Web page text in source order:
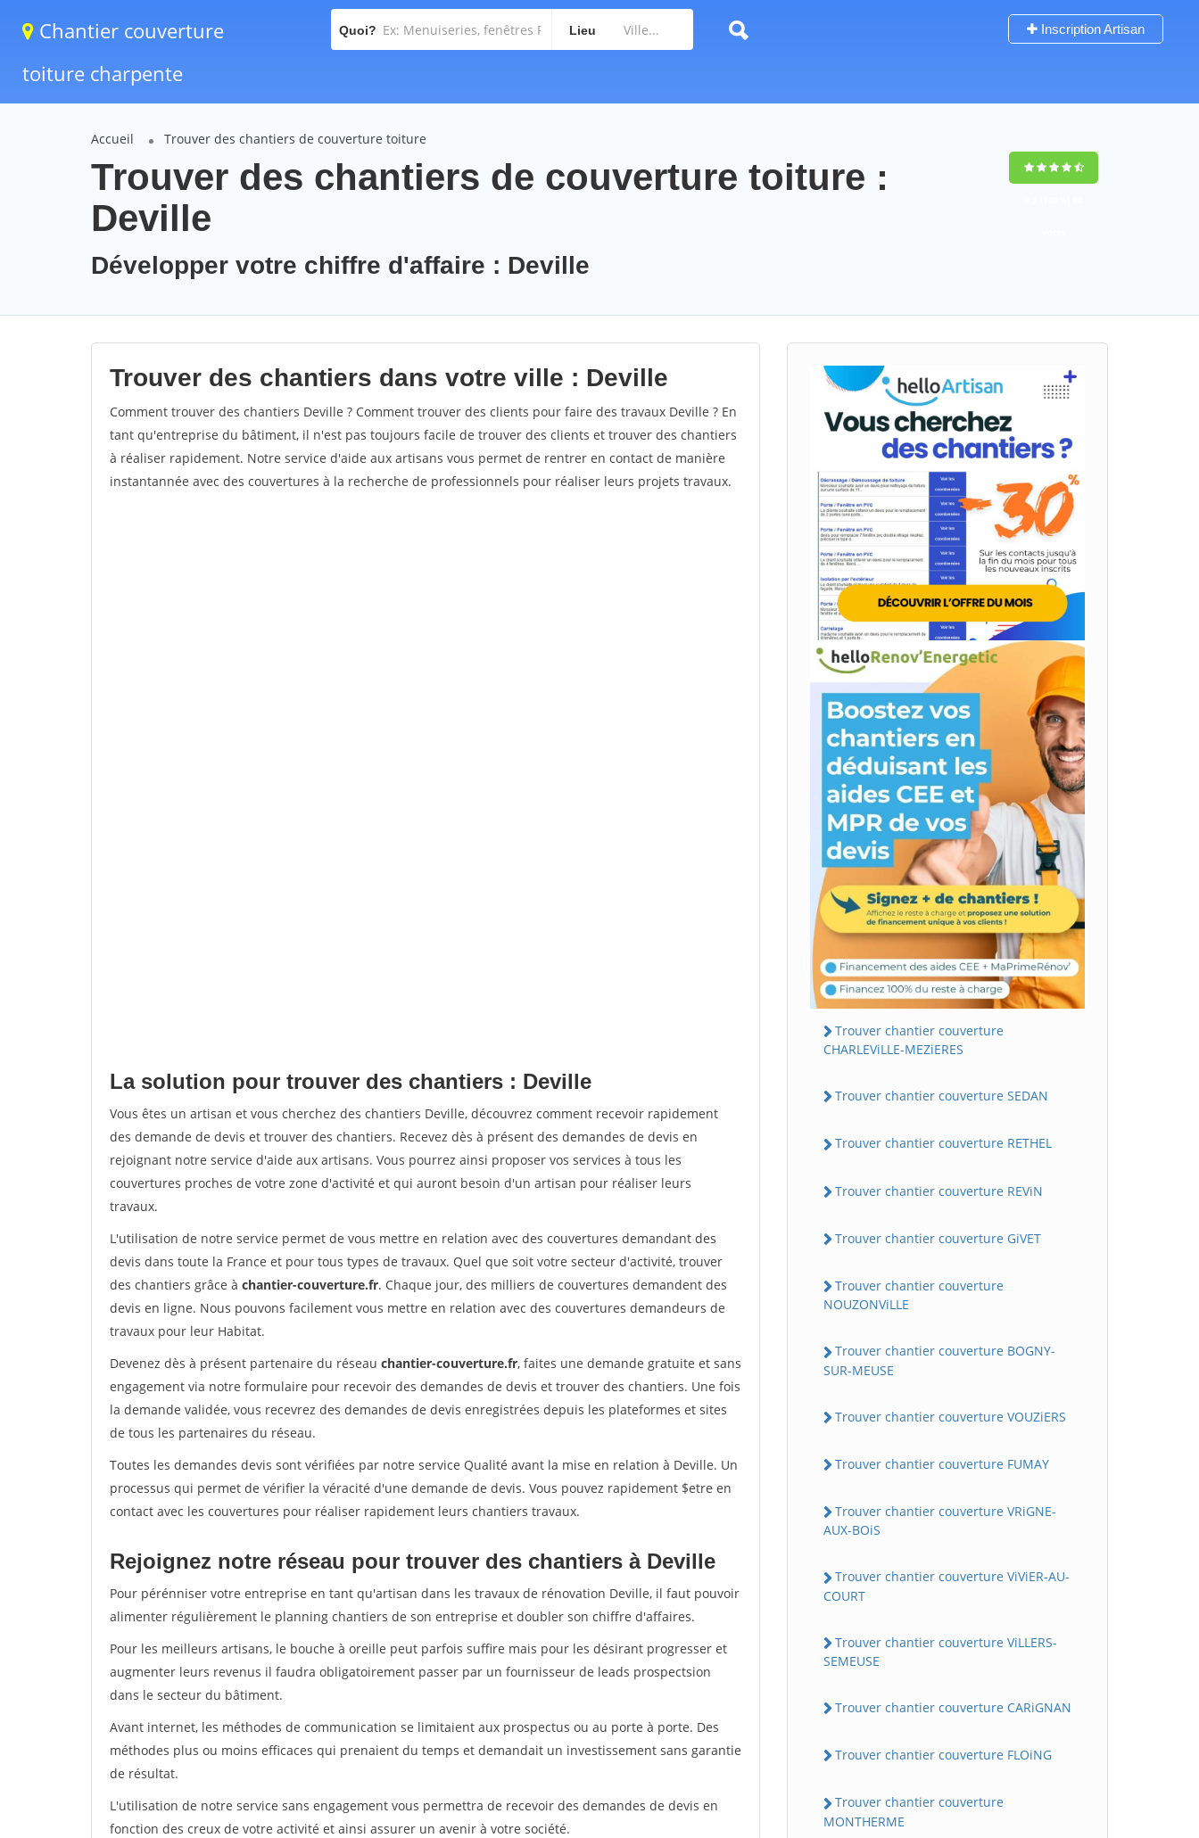
Chantier couverture
toiture charpente
Quoi? Lieu Inscription Artisan
Accueil Trouver des chantiers de couverture toiture
Trouver des chantiers de couverture toiture :
Deville
Développer votre chiffre d'affaire : Deville
Trouver des chantiers dans votre ville : Deville
Comment trouver des chantiers Deville ? Comment trouver des clients pour faire des travaux Deville ? En
tant qu'entreprise du bâtiment, il n'est pas toujours facile de trouver des clients et trouver des chantiers
à réaliser rapidement. Notre service d'aide aux artisans vous permet de rentrer en contact de manière
instantannée avec des couvertures à la recherche de professionnels pour réaliser leurs projets travaux.
La solution pour trouver des chantiers : Deville
Vous êtes un artisan et vous cherchez des chantiers Deville, découvrez comment recevoir rapidement
des demande de devis et trouver des chantiers. Recevez dès à présent des demandes de devis en
rejoignant notre service d'aide aux artisans. Vous pourrez ainsi proposer vos services à tous les
couvertures proches de votre zone d'activité et qui auront besoin d'un artisan pour réaliser leurs
travaux.
L'utilisation de notre service permet de vous mettre en relation avec des couvertures demandant des
devis dans toute la France et pour tous types de travaux. Quel que soit votre secteur d'activité, trouver
des chantiers grâce à chantier-couverture.fr. Chaque jour, des milliers de couvertures demandent des
devis en ligne. Nous pouvons facilement vous mettre en relation avec des couvertures demandeurs de
travaux pour leur Habitat.
Devenez dès à présent partenaire du réseau chantier-couverture.fr, faites une demande gratuite et sans
engagement via notre formulaire pour recevoir des demandes de devis et trouver des chantiers. Une fois
la demande validée, vous recevrez des demandes de devis enregistrées depuis les plateformes et sites
de tous les partenaires du réseau.
Toutes les demandes devis sont vérifiées par notre service Qualité avant la mise en relation à Deville. Un
processus qui permet de vérifier la véracité d'une demande de devis. Vous pouvez rapidement $etre en
contact avec les couvertures pour réaliser rapidement leurs chantiers travaux.
Rejoignez notre réseau pour trouver des chantiers à Deville
Pour pérénniser votre entreprise en tant qu'artisan dans les travaux de rénovation Deville, il faut pouvoir
alimenter régulièrement le planning chantiers de son entreprise et doubler son chiffre d'affaires.
Pour les meilleurs artisans, le bouche à oreille peut parfois suffire mais pour les désirant progresser et
augmenter leurs revenus il faudra obligatoirement passer par un fournisseur de leads prospectsion
dans le secteur du bâtiment.
Avant internet, les méthodes de communication se limitaient aux prospectus ou au porte à porte. Des
méthodes plus ou moins efficaces qui prenaient du temps et demandait un investissement sans garantie
de résultat.
L'utilisation de notre service sans engagement vous permettra de recevoir des demandes de devis en
fonction des creux de votre activité et ainsi assurer un avenir à votre société.
Trouver chantier couverture
CHARLEViLLE-MEZiERES
Trouver chantier couverture SEDAN
Trouver chantier couverture RETHEL
Trouver chantier couverture REViN
Trouver chantier couverture GiVET
Trouver chantier couverture
NOUZONViLLE
Trouver chantier couverture BOGNY-
SUR-MEUSE
Trouver chantier couverture VOUZiERS
Trouver chantier couverture FUMAY
Trouver chantier couverture VRiGNE-
AUX-BOiS
Trouver chantier couverture ViViER-AU-
COURT
Trouver chantier couverture ViLLERS-
SEMEUSE
Trouver chantier couverture CARiGNAN
Trouver chantier couverture FLOiNG
Trouver chantier couverture
MONTHERME